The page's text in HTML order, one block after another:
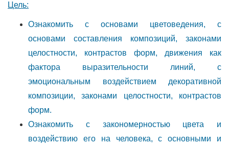
Цель:
Ознакомить с основами цветоведения, с
основами составления композиций, законами
целостности, контрастов форм, движения как
фактора выразительности линий, с
эмоциональным воздействием декоративной
композиции, законами целостности, контрастов
форм.
Ознакомить с закономерностью цвета и
воздействию его на человека, с основными и